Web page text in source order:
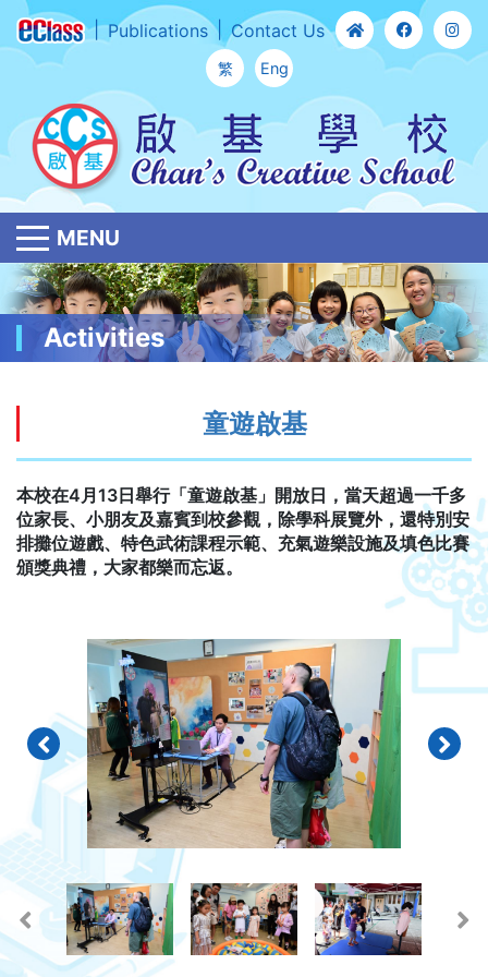
Publications Contact Us
繁 Eng
MENU
Activities
童遊啟基
本校在4月13日舉行「童遊啟基」開放日，當天超過一千多
位家長、小朋友及嘉賓到校參觀，除學科展覽外，還特別安
排攤位遊戲、特色武術課程示範、充氣遊樂設施及填色比賽
頒獎典禮，大家都樂而忘返。